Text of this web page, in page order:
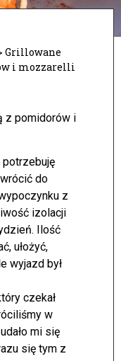
Grillowane
i mozzarelli
z pomidorów i
potrzebuję
do
z
izolacji
Ilość
ułożyć,
wyjazd był
czekał
w
mi się
się tym z